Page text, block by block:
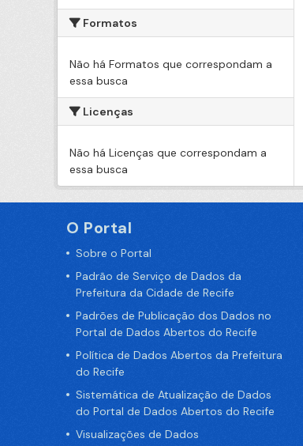
Formatos
Não há Formatos que correspondam a
essa busca
Licenças
Não há Licenças que correspondam a
essa busca
O Portal
Sobre o Portal
Padrão de Serviço de Dados da
Prefeitura da Cidade de Recife
Padrões de Publicação dos Dados no
Portal de Dados Abertos do Recife
Política de Dados Abertos da Prefeitura
do Recife
Sistemática de Atualização de Dados
do Portal de Dados Abertos do Recife
Visualizações de Dados